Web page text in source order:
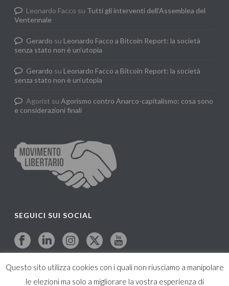
Leonardo Facco su Tutti gli interventi dell’Assemblea del
Ventennale
Gerardo su Leonardo Facco a Bitcoin Report: la società
senza stato non è un’utopia
Gerardo su Leonardo Facco a Bitcoin Report: la società
senza stato non è un’utopia
Agorist suAgorismo contro Anarco-capitalismo: cosa sono
e considerazioni finali
SEGUICI SUI SOCIAL
Questo sito utilizza cookies con i quali non riusciamo a manipolare
le elezioni ma solo a migliorare la vostra esperienza di